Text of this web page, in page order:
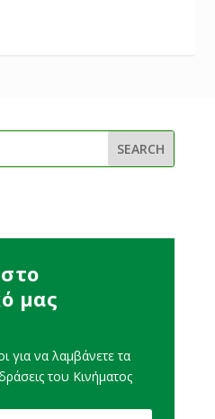
μας
για να λαμβάνετε τα
του Κινήματος